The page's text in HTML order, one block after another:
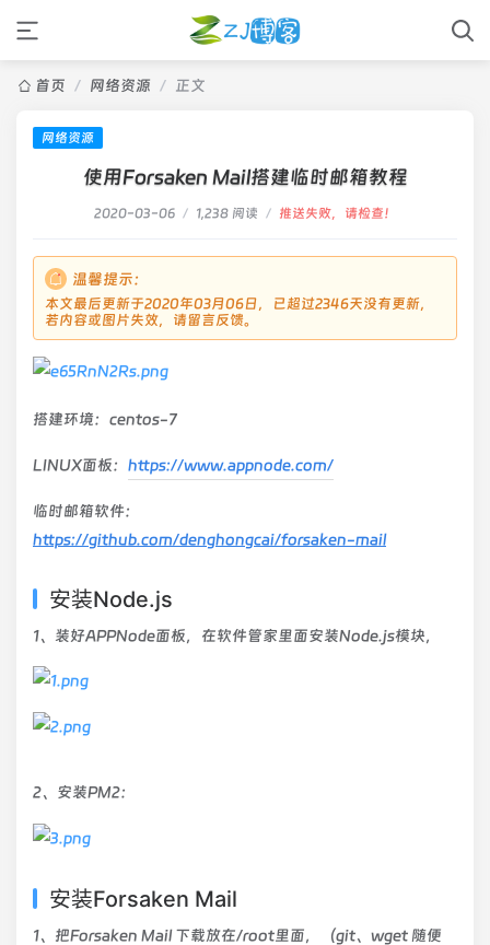
首页 / 网络资源 / 正文
网络资源
使用Forsaken Mail搭建临时邮箱教程
2020-03-06 / 1,238 阅读 / 推送失败，请检查！
温馨提示：
本文最后更新于2020年03月06日，已超过2346天没有更新，
若内容或图片失效，请留言反馈。
搭建环境：centos-7
LINUX面板： https://www.appnode.com/
临时邮箱软件：
https://github.com/denghongcai/forsaken-mail
安装Node.js
1、装好APPNode面板，在软件管家里面安装Node.js模块，
2、安装PM2：
安装Forsaken Mail
1、把Forsaken Mail 下载放在/root里面，（git、wget 随便